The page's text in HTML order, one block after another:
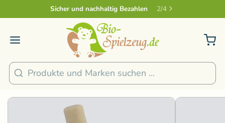
Sicher und nachhaltig Bezahlen 2/4
Suchen
1/3